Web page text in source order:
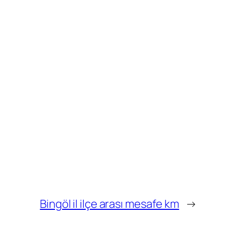
Bingöl il ilçe arası mesafe km →